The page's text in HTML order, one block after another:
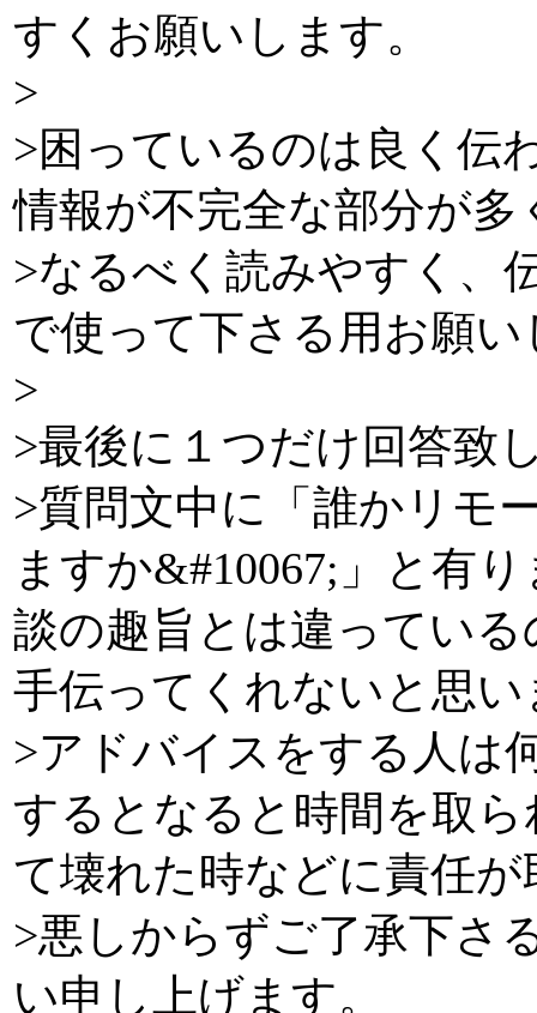
すくお願いします。
>
>困っているのは良く伝
情報が不完全な部分が
>なるべく読みやすく、
で使って下さる用お願
>
>最後に１つだけ回答致
>質問文中に「誰かリモ
ますか&#10067;」と有
談の趣旨とは違ってい
手伝ってくれないと思い
>アドバイスをする人は
するとなると時間を取
て壊れた時などに責任
>悪しからずご了承下さ
い申し上げます。